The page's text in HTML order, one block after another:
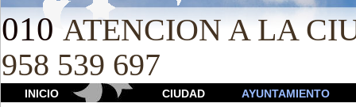
010 ATENCION A LA
958 539 697
INICIO CIUDAD AYUNTAMIENTO